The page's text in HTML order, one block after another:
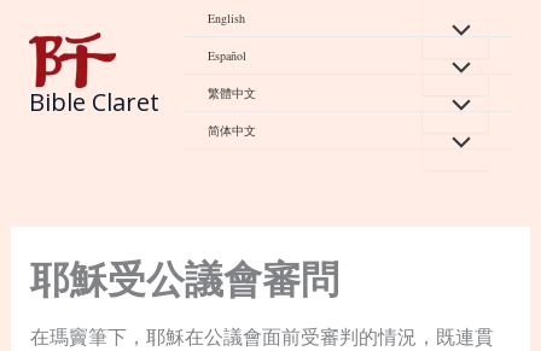
content
Bible Claret
English
Español
繁體中文
简体中文
耶穌受公議會審問
在瑪竇筆下，耶穌在公議會面前受審判的情況，既連貫